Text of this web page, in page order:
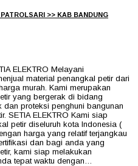
>> KAB BANDUNG
ELEKTRO Melayani
material penangkal petir dari
murah. Kami merupakan
yang bergerak di bidang
proteksi penghuni bangunan
SETIA ELEKTRO Kami siap
petir diseluruh kota Indonesia (
harga yang relatif terjangkau
dan bagi anda yang
kami siap melakukan
tepat waktu dengan…